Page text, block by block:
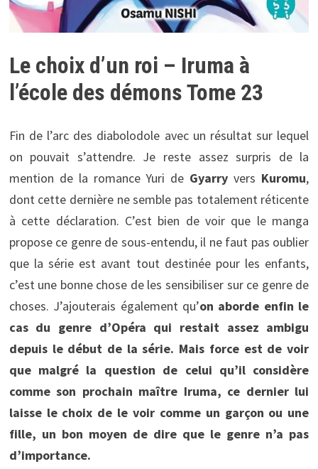
Le choix d’un roi – Iruma à
l’école des démons Tome 23
Fin de l’arc des diabolodole avec un résultat sur lequel
on pouvait s’attendre. Je reste assez surpris de la
mention de la romance Yuri de Gyarryvers Kuromu,
dont cette dernière ne semble pas totalement réticente
à cette déclaration. C’est bien de voir que le manga
propose ce genre de sous-entendu, il ne faut pas oublier
que la série est avant tout destinée pour les enfants,
c’est une bonne chose de les sensibiliser sur ce genre de
choses. J’ajouterais également qu’on aborde enfin le
cas du genre d’Opéra qui restait assez ambigu
depuis le début de la série. Mais force est de voir
que malgré la question de celui qu’il considère
comme son prochain maître Iruma, ce dernier lui
laisse le choix de le voir comme un garçon ou une
fille, un bon moyen de dire que le genre n’a pas
d’importance.